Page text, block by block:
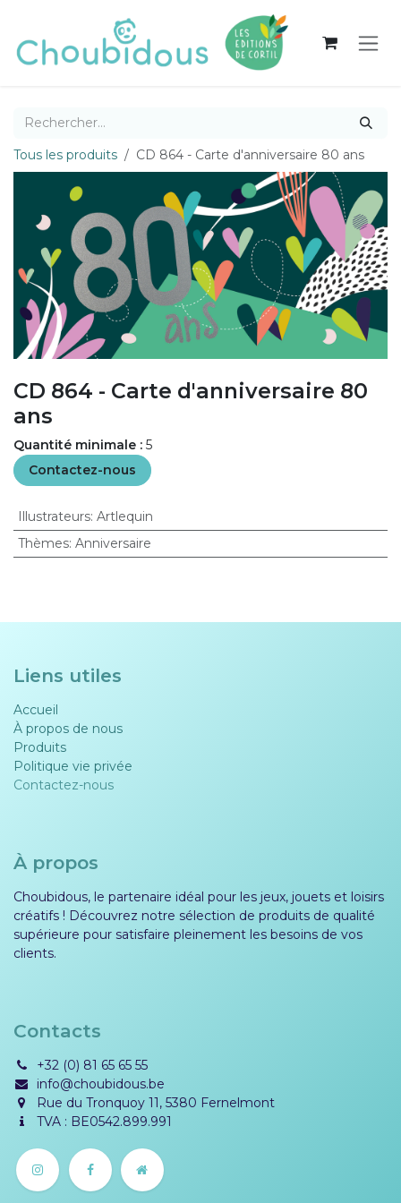
Tous les produits CD 864 - Carte d'anniversaire 80 ans
CD 864 - Carte d'anniversaire 80
ans
Quantité minimale : 5
Contactez-nous
Illustrateurs: Artlequin
Thèmes: Anniversaire
Liens utiles
Accueil
À propos de nous
Produits
Politique vie privée​​
Contactez-nous
À propos
Choubidous, le partenaire idéal pour les jeux, jouets et loisirs
créatifs ! Découvrez notre sélection de produits de qualité
supérieure pour satisfaire pleinement les besoins de vos
clients.
Contacts
+32 (0) 81 65 65 55
info@choubidous.be
Rue du Tronquoy 11, 5380 Fernelmont
TVA : BE0542.899.991